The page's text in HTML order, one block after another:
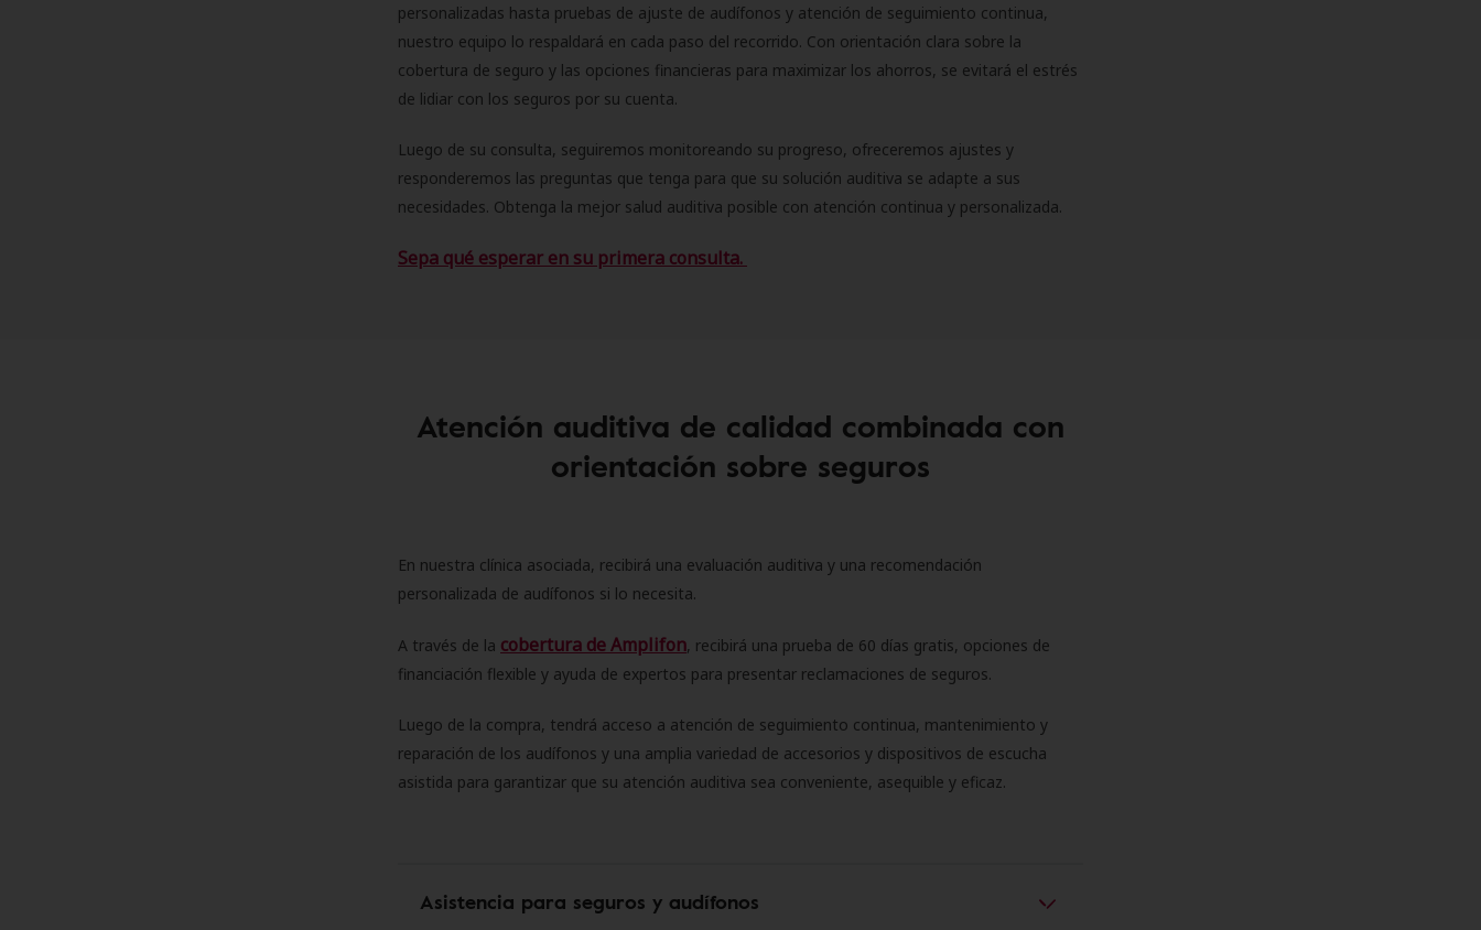
personalizadas hasta pruebas de ajuste de audífonos y atención de seguimiento continua,
nuestro equipo lo respaldará en cada paso del recorrido. Con orientación clara sobre la
cobertura de seguro y las opciones financieras para maximizar los ahorros, se evitará el estrés
de lidiar con los seguros por su cuenta.
Luego de su consulta, seguiremos monitoreando su progreso, ofreceremos ajustes y
responderemos las preguntas que tenga para que su solución auditiva se adapte a sus
necesidades. Obtenga la mejor salud auditiva posible con atención continua y personalizada.
Sepa qué esperar en su primera consulta.
Atención auditiva de calidad combinada con
orientación sobre seguros
En nuestra clínica asociada, recibirá una evaluación auditiva y una recomendación
personalizada de audífonos si lo necesita.
A través de la cobertura de Amplifon, recibirá una prueba de 60 días gratis, opciones de
financiación flexible y ayuda de expertos para presentar reclamaciones de seguros.
Luego de la compra, tendrá acceso a atención de seguimiento continua, mantenimiento y
reparación de los audífonos y una amplia variedad de accesorios y dispositivos de escucha
asistida para garantizar que su atención auditiva sea conveniente, asequible y eficaz.
Asistencia para seguros y audífonos